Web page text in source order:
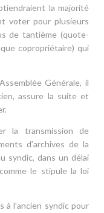
la majorité
voter pour plusieurs
de tantième (quote-
copropriétaire) qui
Générale, il
assure la suite et
la transmission de
d’archives de la
syndic, dans un délai
le stipule la loi
à l’ancien syndic pour